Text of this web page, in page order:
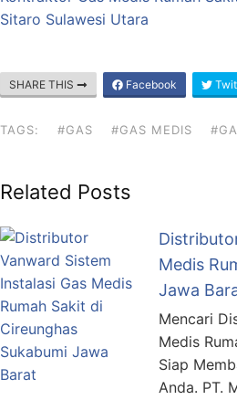
Sitaro Sulawesi Utara
SHARE THIS Facebook
TAGS: #GAS #GAS MEDIS
Related Posts
Medis
Jawa
Mencari
Medis
Siap
Anda. PT.